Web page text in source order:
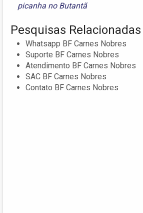
picanha no Butantã
Pesquisas Relacionadas
Whatsapp BF Carnes Nobres
Suporte BF Carnes Nobres
Atendimento BF Carnes Nobres
SAC BF Carnes Nobres
Contato BF Carnes Nobres